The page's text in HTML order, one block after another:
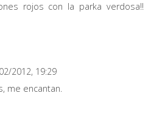
rojos con la parka verdosa!!
2012, 19:29
me encantan.